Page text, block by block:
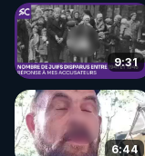
9:31
6:44